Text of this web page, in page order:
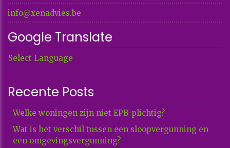
info@xenadvies.be
Google Translate
Select Language
Recente Posts
Welke woningen zijn niet EPB-plichtig?
Wat is het verschil tussen een sloopvergunning en
een omgevingsvergunning?